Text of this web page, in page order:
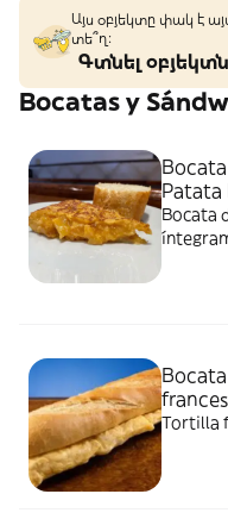
Այս օբյեկտը փակ է
տե՞ղ։
Գտնել
Bocatas y
Patata
Bocata
Tortilla